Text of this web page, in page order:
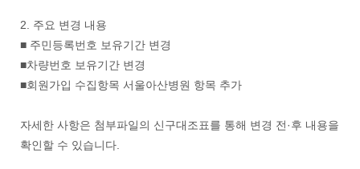
2. 주요 변경 내용
■ 주민등록번호 보유기간 변경
■차량번호 보유기간 변경
■회원가입 수집항목 서울아산병원 항목 추가
자세한 사항은 첨부파일의 신구대조표를 통해 변경 전·후 내용을
확인할 수 있습니다.